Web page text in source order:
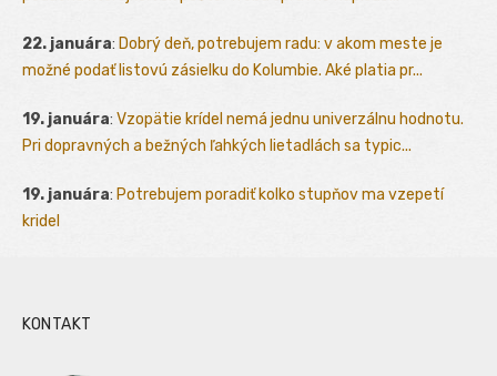
22. januára: Dobrý deň, potrebujem radu: v akom meste je
možné podať listovú zásielku do Kolumbie. Aké platia pr...
19. januára: Vzopätie krídel nemá jednu univerzálnu hodnotu.
Pri dopravných a bežných ľahkých lietadlách sa typic...
19. januára: Potrebujem poradiť kolko stupňov ma vzepetí
kridel
KONTAKT